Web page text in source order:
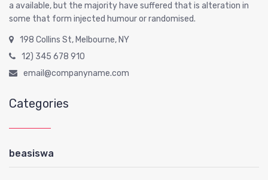
a available, but the majority have suffered that is alteration in
some that form injected humour or randomised.
198 Collins St, Melbourne, NY
12) 345 678 910
email@companyname.com
Categories
beasiswa